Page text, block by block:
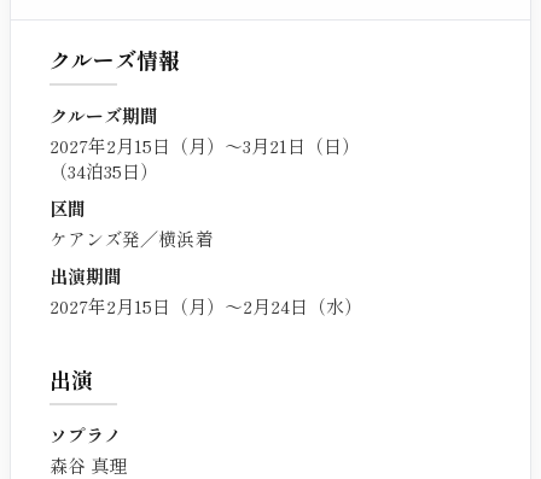
クルーズ情報
クルーズ期間
2027年2月15日（月）〜3月21日（日）
（34泊35日）
区間
ケアンズ発／横浜着
出演期間
2027年2月15日（月）〜2月24日（水）
出演
ソプラノ
森谷 真理